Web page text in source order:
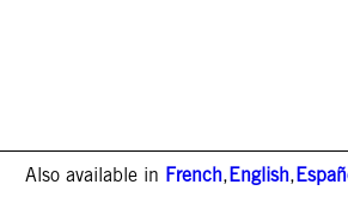
Also available in French,English,